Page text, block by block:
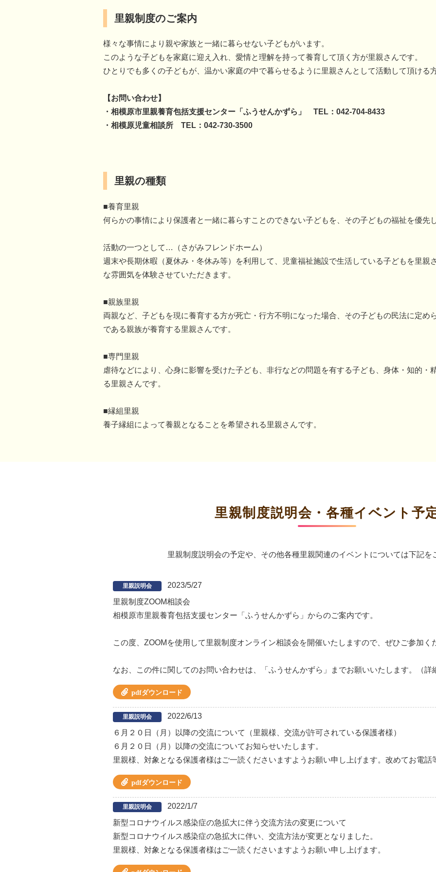
里親制度のご案内
様々な事情により親や家族と一緒に暮らせない子どもがいます。
このような子どもを家庭に迎え入れ、愛情と理解を持って養育して頂く方が里親さんです。
ひとりでも多くの子どもが、温かい家庭の中で暮らせるように里親さんとして活動して頂ける
【お問い合わせ】
・相模原市里親養育包括支援センター「ふうせんかずら」 TEL：042-704-8433
・相模原児童相談所 TEL：042-730-3500
里親の種類
■養育里親
何らかの事情により保護者と一緒に暮らすことのできない子どもを、その子どもの福祉を優先
活動の一つとして…（さがみフレンドホーム）
週末や長期休暇（夏休み・冬休み等）を利用して、児童福祉施設で生活している子どもを里親
な雰囲気を体験させていただきます。
■親族里親
両親など、子どもを現に養育する方が死亡・行方不明になった場合、その子どもの民法に定め
である親族が養育する里親さんです。
■専門里親
虐待などにより、心身に影響を受けた子ども、非行などの問題を有する子ども、身体・知的・
る里親さんです。
■縁組里親
養子縁組によって養親となることを希望される里親さんです。
里親制度説明会・各種イベント予
里親制度説明会の予定や、その他各種里親関連のイベントについては下記を
里親説明会
2023/5/27
里親制度ZOOM相談会
相模原市里親養育包括支援センター「ふうせんかずら」からのご案内です。
この度、ZOOMを使用して里親制度オンライン相談会を開催いたしますので、ぜひご参加く
なお、この件に関してのお問い合わせは、「ふうせんかずら」までお願いいたします。（詳
pdfダウンロード
里親説明会
2022/6/13
６月２０日（月）以降の交流について（里親様、交流が許可されている保護者様）
６月２０日（月）以降の交流についてお知らせいたします。
里親様、対象となる保護者様はご一読くださいますようお願い申し上げます。改めてお電話
pdfダウンロード
里親説明会
2022/1/7
新型コロナウイルス感染症の急拡大に伴う交流方法の変更について
新型コロナウイルス感染症の急拡大に伴い、交流方法が変更となりました。
里親様、対象となる保護者様はご一読くださいますようお願い申し上げます。